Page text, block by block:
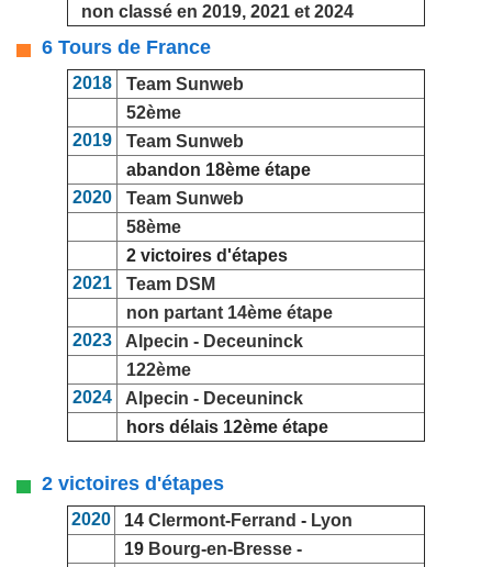
non classé en 2019, 2021 et 2024
6 Tours de France
2018
Team Sunweb
52ème
2019
Team Sunweb
abandon 18ème étape
2020
Team Sunweb
58ème
2 victoires d'étapes
2021
Team DSM
non partant 14ème étape
2023
Alpecin - Deceuninck
122ème
2024
Alpecin - Deceuninck
hors délais 12ème étape
2 victoires d'étapes
2020 14 Clermont-Ferrand - Lyon
19 Bourg-en-Bresse -